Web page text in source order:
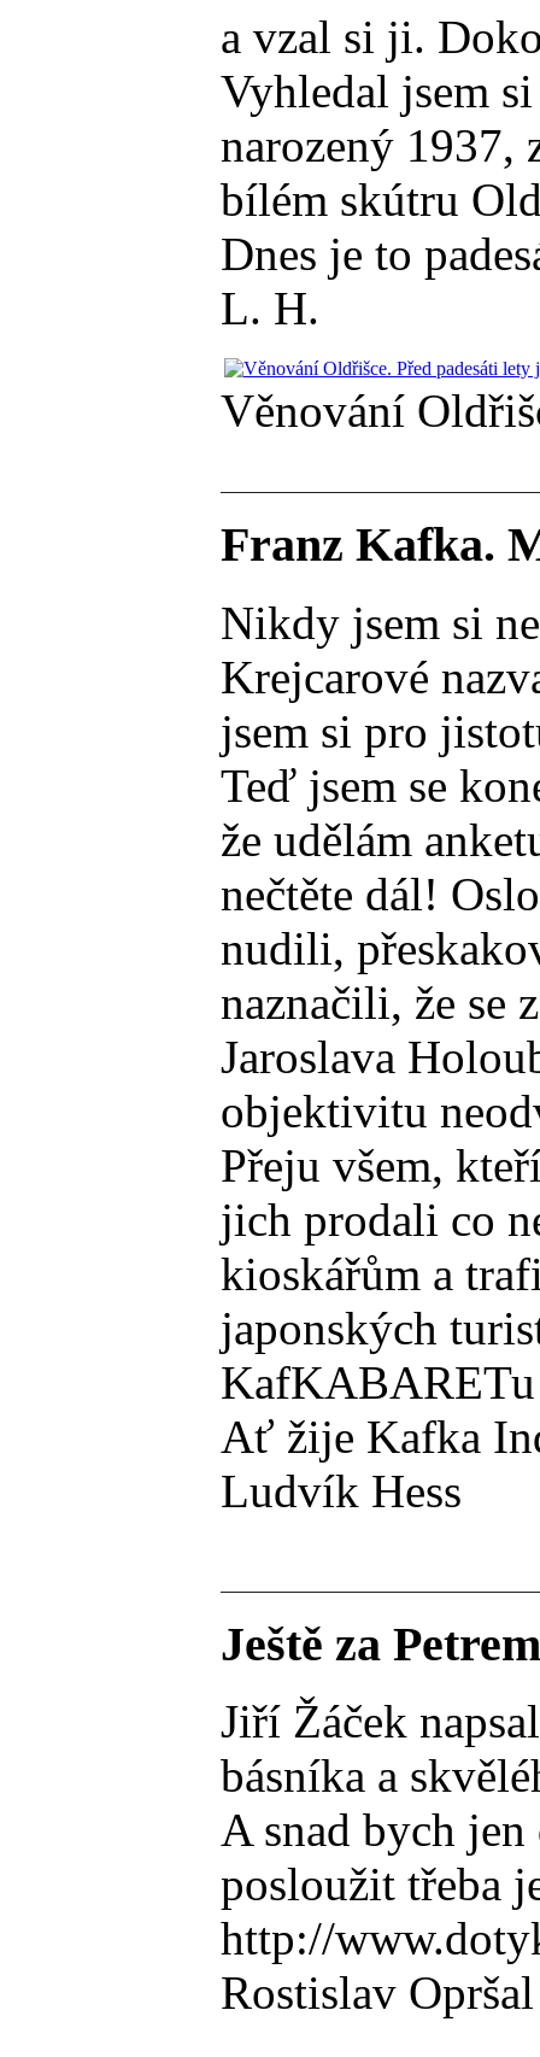
a vzal si ji.
Vyhledal jsem
narozený 1937,
bílém skútru
Dnes je to
L. H.
Věnování
Franz Kafka.
Nikdy jsem si
Krejcarové
jsem si pro
Teď jsem se
že udělám
nečtěte dál!
nudili,
naznačili, že se
Jaroslava
objektivitu
Přeju všem,
jich prodali co
kioskářům a
japonských
KafKABARETu
Ať žije Kafka
Ludvík Hess
Ještě za
Jiří Žáček
básníka a
A snad bych
posloužit třeba
http://
Rostislav Opršal